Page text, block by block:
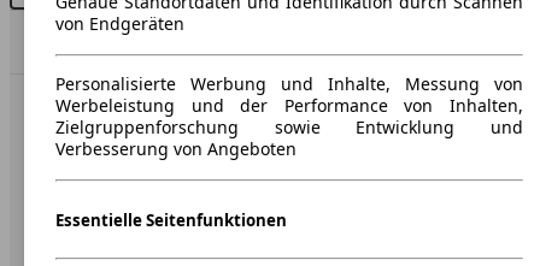
AutoScout24: Europaweit der größte Online-Automarkt.
Unternehmen
von Endgeräten
Personalisierte Werbung und Inhalte, Messung von
Werbeleistung und der Performance von Inhalten,
Zielgruppenforschung sowie Entwicklung und
Verbesserung von Angeboten
Essentielle Seitenfunktionen